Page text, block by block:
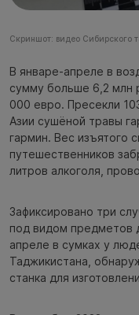
Скриншот: видео Сибирского
В январе-апреле в
сумму больше 6,2 млн
000 евро. Пресекли
Азии сушёной травы
гармин. Вес изъятого
путешественников
литров алкоголя,
Зафиксировано три
под видом предметов
апреле в сумках у
Таджикистана,
станка для